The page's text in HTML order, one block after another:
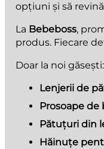
opțiuni și să
La Bebeboss,
produs. Fiecare
Doar la noi găsești:
Lenjerii de
Prosoape de
Pătuțuri din
Hăinuțe